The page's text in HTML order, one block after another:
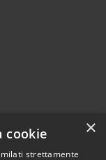
×
cookie
strettamente